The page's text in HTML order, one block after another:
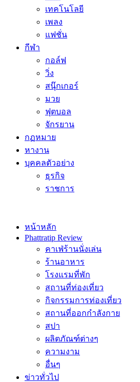
เทคโนโลยี
เพลง
แฟชั่น
กีฬา
กอล์ฟ
วิ่ง
สนุ๊กเกอร์
มวย
ฟุตบอล
จักรยาน
กฏหมาย
หางาน
บุคคลตัวอย่าง
ธุรกิจ
ราชการ
หน้าหลัก
Phattratip Review
คาเฟ่ร้านนั่งเล่น
ร้านอาหาร
โรงแรมที่พัก
สถานที่ท่องเที่ยว
กิจกรรมการท่องเที่ยว
สถานที่ออกกำลังกาย
สปา
ผลิตภัณฑ์ต่างๆ
ความงาม
อื่นๆ
ข่าวทั่วไป